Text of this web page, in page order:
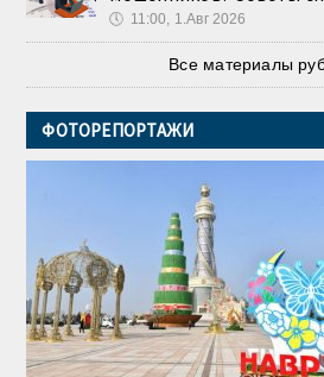
🕔 11:00, 1.Авг 2026
Все материалы
ФОТОРЕПОРТАЖИ